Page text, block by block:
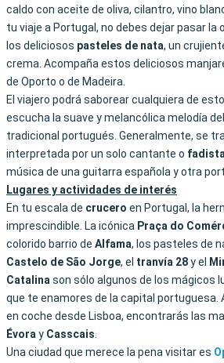
caldo con aceite de oliva, cilantro, vino
tu viaje a Portugal, no debes dejar pasar la
los deliciosos pasteles de nata, un
crema. Acompaña estos deliciosos
de Oporto o de Madeira.
El viajero podrá saborear cualquiera de
escucha la suave y melancólica melodía del
tradicional portugués. Generalmente, se
interpretada por un solo cantante o
música de una guitarra española y otra
Lugares y actividades de interés
En tu escala de crucero en Portugal, la
imprescindible. La icónica Praça do
colorido barrio de Alfama, los pasteles de
Castelo de São Jorge, el tranvía 28y el
Catalinason sólo algunos de los mágicos
que te enamores de la capital portuguesa.
en coche desde Lisboa, encontrarás las
Évoray Casscais.
Una ciudad que merece la pena visitar es